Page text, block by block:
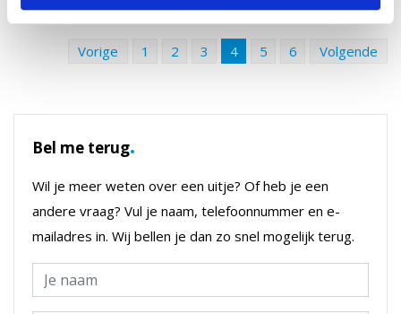
Vorige 1 2 3 4 5 6 Volgende
Bel me terug.
Wil je meer weten over een uitje? Of heb je een
andere vraag? Vul je naam, telefoonnummer en e-
mailadres in. Wij bellen je dan zo snel mogelijk terug.